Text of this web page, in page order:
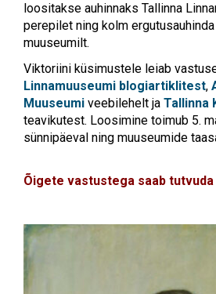
loositakse auhinnaks Tallinna
perepilet ning kolm
muuseumilt.
Viktoriini küsimustele leiab
Linnamuuseumi blogiartiklitest,
Muuseumi veebilehelt ja Tallinna
teavikutest. Loosimine toimub 5.
sünnipäeval ning muuseumide
Õigete vastustega saab tutvuda